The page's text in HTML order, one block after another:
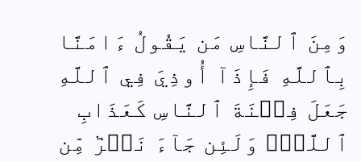
وَمِنَ ٱلنَّاسِ مَن يَقُولُ ءَامَنَّا
بِٱللَّهِ فَإِذَآ أُوذِيَ فِي ٱللَّهِ
جَعَلَ فِتۡنَةَ ٱلنَّاسِ كَعَذَابِ
ٱللَّهِۖ وَلَئِن جَآءَ نَصۡرٞ مِّن